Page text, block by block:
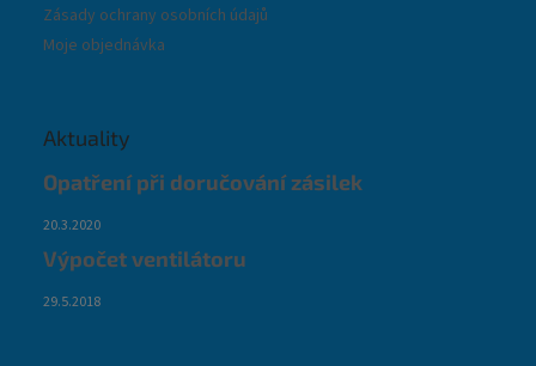
Zásady ochrany osobních údajů
Moje objednávka
Aktuality
Opatření při doručování zásilek
20.3.2020
Výpočet ventilátoru
29.5.2018